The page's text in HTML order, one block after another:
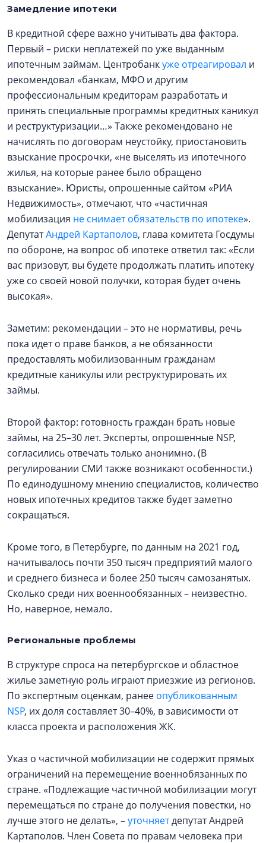
Замедление ипотеки
В кредитной сфере важно учитывать два фактора.
Первый – риски неплатежей по уже выданным
ипотечным займам. Центробанкуже отреагировал и
рекомендовал «банкам, МФО и другим
профессиональным кредиторам разработать и
принять специальные программы кредитных каникул
и реструктуризации…» Также рекомендовано не
начислять по договорам неустойку, приостановить
взыскание просрочки, «не выселять из ипотечного
жилья, на которые ранее было обращено
взыскание». Юристы, опрошенные сайтом «РИА
Недвижимость», отмечают, что «частичная
мобилизация не снимает обязательств по ипотеке».
ДепутатАндрей Картаполов, глава комитета Госдумы
по обороне, на вопрос об ипотеке ответил так: «Если
вас призовут, вы будете продолжать платить ипотеку
уже со своей новой получки, которая будет очень
высокая».
Заметим: рекомендации – это не нормативы, речь
пока идет о праве банков, а не обязанности
предоставлять мобилизованным гражданам
кредитные каникулы или реструктурировать их
займы.
Второй фактор: готовность граждан брать новые
займы, на 25–30 лет. Эксперты, опрошенные NSP,
согласились отвечать только анонимно. (В
регулировании СМИ также возникают особенности.)
По единодушному мнению специалистов, количество
новых ипотечных кредитов также будет заметно
сокращаться.
Кроме того, в Петербурге, по данным на 2021 год,
начитывалось почти 350 тысяч предприятий малого
и среднего бизнеса и более 250 тысяч самозанятых.
Сколько среди них военнообязанных – неизвестно.
Но, наверное, немало.
Региональные проблемы
В структуре спроса на петербургское и областное
жилье заметную роль играют приезжие из регионов.
По экспертным оценкам, ранее опубликованным
NSP, их доля составляет 30–40%, в зависимости от
класса проекта и расположения ЖК.
Указ о частичной мобилизации не содержит прямых
ограничений на перемещение военнобязанных по
стране. «Подлежащие частичной мобилизации могут
перемещаться по стране до получения повестки, но
лучше этого не делать», –уточняетдепутат Андрей
Картаполов. Член Совета по правам человека при